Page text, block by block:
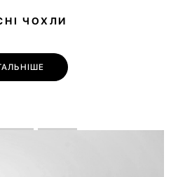
ЧОХЛИ
Have A Rest!